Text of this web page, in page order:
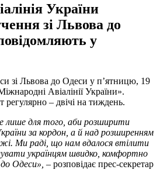
України
зі Львова до
у
зі Львова до Одеси у п’ятницю, 19
Авіалінії України».
регулярно – двічі на тиждень.
для того, аби розширити
за кордон, а й над розширенням
Ми раді, що нам вдалося втілити
українцям швидко, комфортно
Одеси», – розповідає прес-секретар